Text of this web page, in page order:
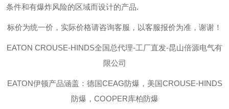
条件和有爆炸风险的区域而设计的产品.
标价为统一价，实际价格请咨询客服，以客服报价为准，谢谢！
EATON CROUSE-HINDS全国总代理-工厂直发-昆山倍源电气有
限公司
EATON伊顿产品涵盖：德国CEAG防爆，美国CROUSE-HINDS
防爆，COOPER库柏防爆